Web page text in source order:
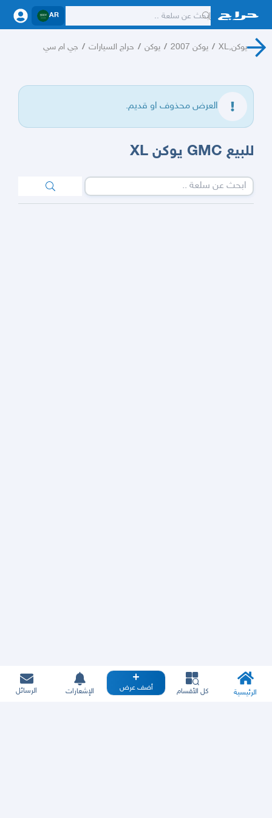
AR
يوكن,XL / يوكن 2007 / يوكن / حراج السيارات / جي ام سي
العرض محذوف او قديم.
للبيع GMC يوكن XL
الرئيسية كل الأقسام أضف عرض الإشعارات الرسائل